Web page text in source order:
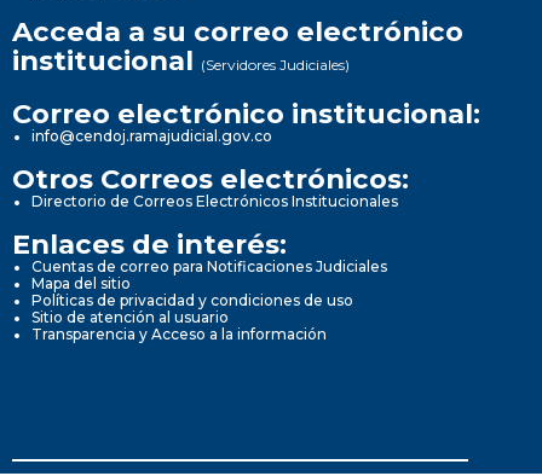
Acceda a su correo electrónico
institucional (Servidores Judiciales)
Correo electrónico institucional:
info@cendoj.ramajudicial.gov.co
Otros Correos electrónicos:
Directorio de Correos Electrónicos Institucionales
Enlaces de interés:
Cuentas de correo para Notificaciones Judiciales
Mapa del sitio
Políticas de privacidad y condiciones de uso
Sitio de atención al usuario
Transparencia y Acceso a la información